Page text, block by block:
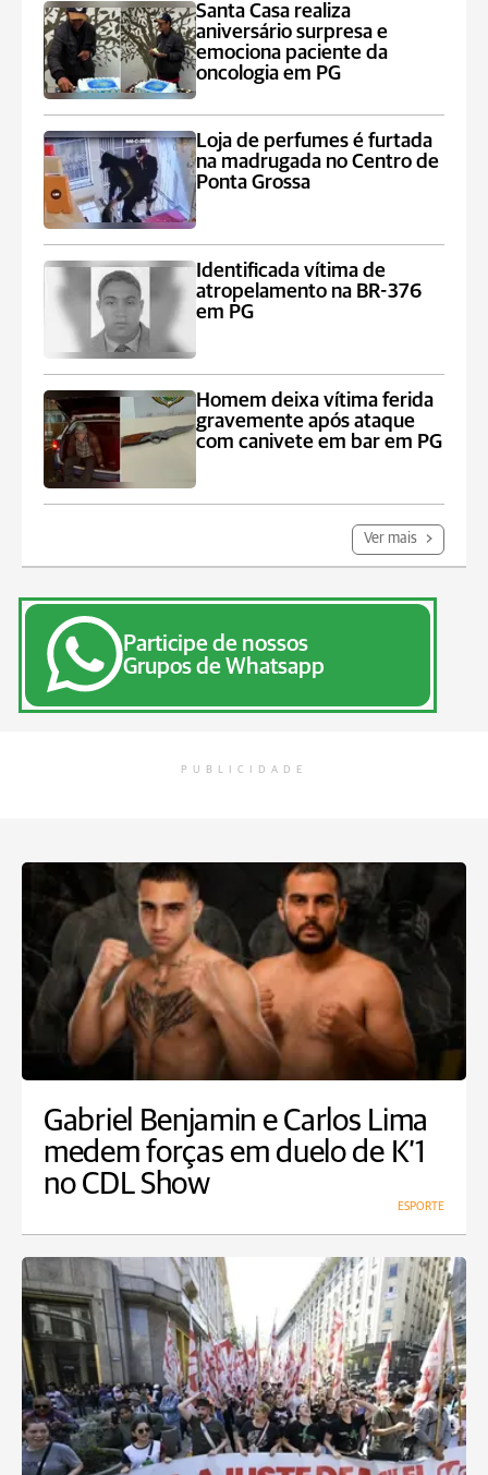
Santa Casa realiza
aniversário surpresa e
emociona paciente da
oncologia em PG
Loja de perfumes é furtada
na madrugada no Centro de
Ponta Grossa
Identificada vítima de
atropelamento na BR-376
em PG
Homem deixa vítima ferida
gravemente após ataque
com canivete em bar em PG
Ver mais
Participe de nossos
Grupos de Whatsapp
PUBLICIDADE
Gabriel Benjamin e Carlos Lima
medem forças em duelo de K’1
no CDL Show
ESPORTE